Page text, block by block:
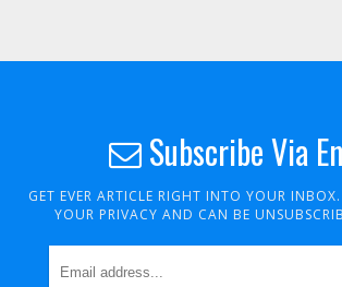
Subscribe Via
GET EVER ARTICLE RIGHT INTO YOUR
YOUR PRIVACY AND CAN BE